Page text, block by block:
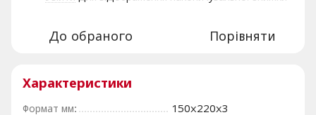
До обраного Порівняти
Характеристики
Формат мм: 150х220х3